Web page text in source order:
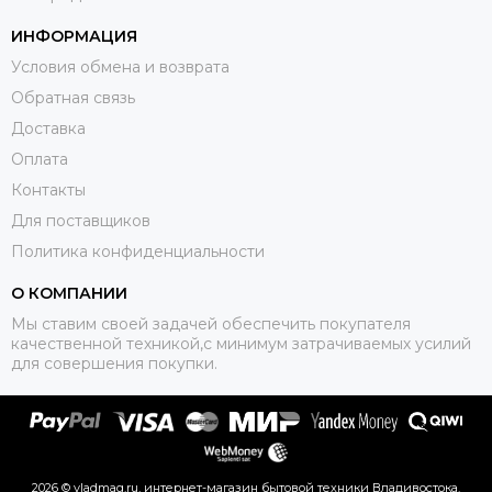
ИНФОРМАЦИЯ
Условия обмена и возврата
Обратная связь
Доставка
Оплата
Контакты
Для поставщиков
Политика конфиденциальности
О КОМПАНИИ
Мы ставим своей задачей обеспечить покупателя
качественной техникой,с минимум затрачиваемых усилий
для совершения покупки.
2026 © vladmag.ru, интернет-магазин бытовой техники Владивостока.